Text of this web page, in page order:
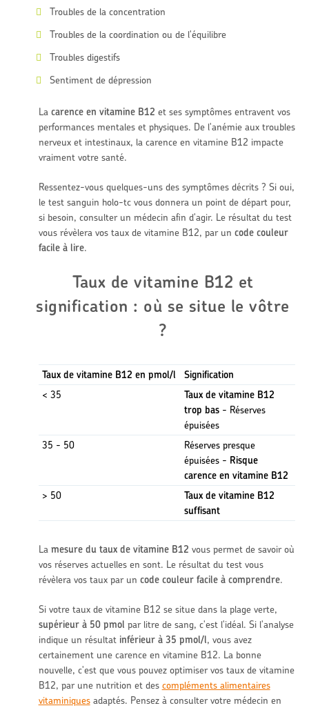
Troubles de la concentration
Troubles de la coordination ou de l'équilibre
Troubles digestifs
Sentiment de dépression
La carence en vitamine B12 et ses symptômes entravent vos
performances mentales et physiques. De l'anémie aux troubles
nerveux et intestinaux, la carence en vitamine B12 impacte
vraiment votre santé.
Ressentez-vous quelques-uns des symptômes décrits ? Si oui,
le test sanguin holo-tc vous donnera un point de départ pour,
si besoin, consulter un médecin afin d'agir. Le résultat du test
vous révèlera vos taux de vitamine B12, par un code couleur
facile à lire.
Taux de vitamine B12 et
signification : où se situe le vôtre
?
Taux de vitamine B12 en pmol/l
Signification
< 35
Taux de vitamine B12
trop bas- Réserves
épuisées
35 - 50
Réserves presque
épuisées - Risque
carence en vitamine B12
> 50
Taux de vitamine B12
suffisant
La mesure du taux de vitamine B12 vous permet de savoir où
vos réserves actuelles en sont. Le résultat du test vous
révèlera vos taux par un code couleur facile à comprendre.
Si votre taux de vitamine B12 se situe dans la plage verte,
supérieur à 50 pmol par litre de sang, c'est l'idéal. Si l'analyse
indique un résultat inférieur à 35 pmol/l, vous avez
certainement une carence en vitamine B12. La bonne
nouvelle, c'est que vous pouvez optimiser vos taux de vitamine
B12, par une nutrition et des compléments alimentaires
vitaminiquesadaptés. Pensez à consulter votre médecin en